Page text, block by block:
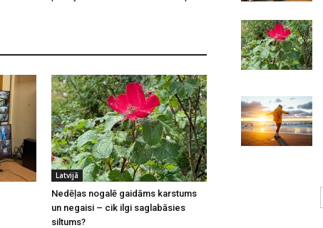
Latvijā
Nedēļas nogalē gaidāms karstums
un negaisi – cik ilgi saglabāsies
siltums?